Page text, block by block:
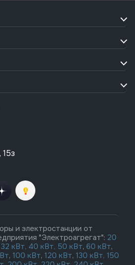
и электростанции от
"Электроагрегат": 20
32 кВт, 40 кВт, 50 кВт, 60 кВт,
, 100 кВт, 120 кВт, 130 кВт, 150